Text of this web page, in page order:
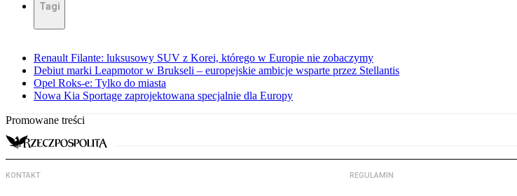
Tagi
Renault Filante: luksusowy SUV z Korei, którego w Europie nie zobaczymy
Debiut marki Leapmotor w Brukseli – europejskie ambicje wsparte przez Stellantis
Opel Roks-e: Tylko do miasta
Nowa Kia Sportage zaprojektowana specjalnie dla Europy
Promowane treści
KONTAKT REGULAMIN